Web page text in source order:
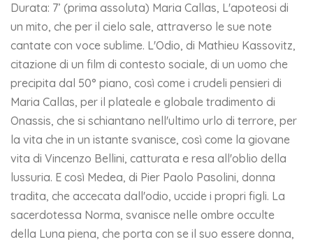
Durata: 7’ (prima assoluta) Maria Callas, L'apoteosi di
un mito, che per il cielo sale, attraverso le sue note
cantate con voce sublime. L'Odio, di Mathieu Kassovitz,
citazione di un film di contesto sociale, di un uomo che
precipita dal 50° piano, così come i crudeli pensieri di
Maria Callas, per il plateale e globale tradimento di
Onassis, che si schiantano nell'ultimo urlo di terrore, per
la vita che in un istante svanisce, così come la giovane
vita di Vincenzo Bellini, catturata e resa all'oblio della
lussuria. E così Medea, di Pier Paolo Pasolini, donna
tradita, che accecata dall'odio, uccide i propri figli. La
sacerdotessa Norma, svanisce nelle ombre occulte
della Luna piena, che porta con se il suo essere donna,